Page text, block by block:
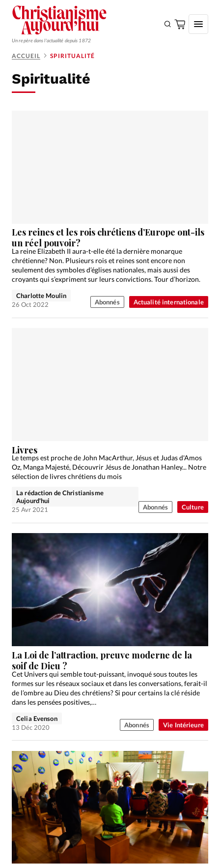
Un repère dans l'actualité depuis 1872
Monde
Devise:CHF
RUBRIQUES
Tous les articles
Actualité chrétienne
Actualité internationale
Chronique
Culture
Dossier
Eglises Foi Génération réveil
Monde
ACCUEIL SPIRITUALITÉ
Spiritualité
Actualité internationale
Les reines et les rois chrétiens d’Europe ont-ils
un réel pouvoir?
La reine Elizabeth II aura-t-elle été la dernière monarque
chrétienne? Non. Plusieurs rois et reines sont encore non
seulement des symboles d’églises nationales, mais aussi des
croyants qui s’expriment sur leurs convictions. Tour d’horizon.
Charlotte Moulin
26 Oct 2022
Abonnés
Culture
Livres
Le temps est proche de John MacArthur, Jésus et Judas d'Amos
Oz, Manga Majesté, Découvrir Jésus de Jonathan Hanley... Notre
sélection de livres chrétiens du mois
La rédaction de Christianisme
Aujourd'hui
25 Avr 2021
Abonnés
Vie Intérieure
La Loi de l’attraction, preuve moderne de la
soif de Dieu ?
Cet Univers qui semble tout-puissant, invoqué sous toutes les
formes sur les réseaux sociaux et dans les conversations, ferait-il
de l’ombre au Dieu des chrétiens? Si pour certains la clé réside
dans les pensées positives,…
Celia Evenson
13 Déc 2020
Abonnés